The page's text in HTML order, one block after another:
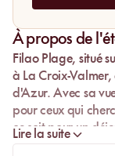
À propos de
Filao Plage, situé
à La Croix-
d'Azur. Avec sa
pour ceux qui
ce soit pour un
face aux vagues,
Lire la suite